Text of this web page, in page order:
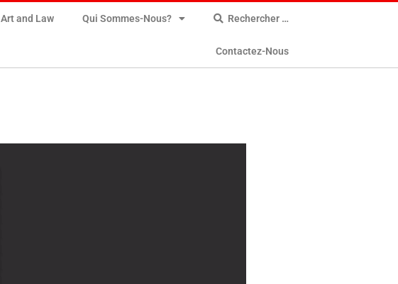
Art and Law Qui Sommes-Nous? Rechercher …
Contactez-Nous